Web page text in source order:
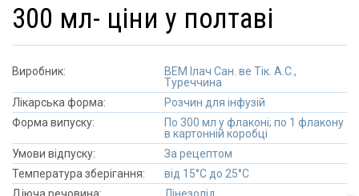
300 мл- ціни у полтаві
Виробник:
ВЕМ Ілач Сан. ве Тік. А.С.,
Туреччина
Лікарська форма:
Розчин для інфузій
Форма випуску:
По 300 мл у флаконі; по 1 флакону
в картонній коробці
Умови відпуску:
За рецептом
Температура зберігання:
від 15°C до 25°C
Діюча речовина:
Лінезолід